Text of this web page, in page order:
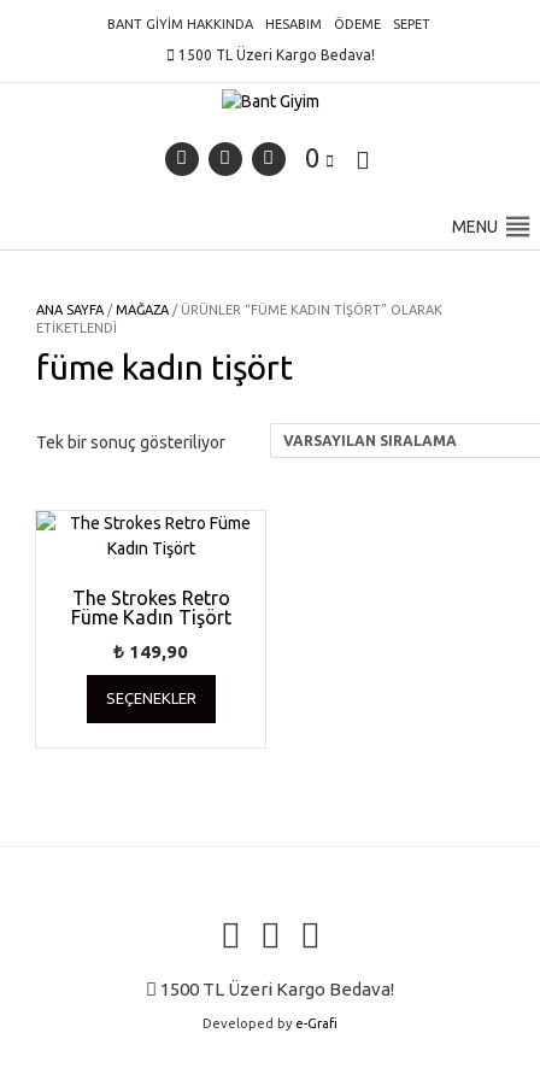
BANT GIYIM HAKKINDA HESABIM ÖDEME SEPET
1500 TL Üzeri Kargo Bedava!
0
MENU
ANA SAYFA /MAĞAZA / ÜRÜNLER “FÜME KADIN TIŞÖRT” OLARAK
ETIKETLENDI
füme kadın tişört
Tek bir sonuç gösteriliyor
The Strokes Retro
Füme Kadın Tişört
₺ 149,90
SEÇENEKLER
Bu
birden
fazla
1500 TL Üzeri Kargo Bedava!
Developed by e-Grafi